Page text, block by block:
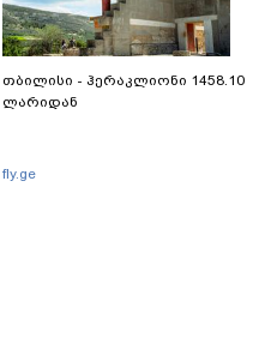
თბილისი - ჰერაკლიონი 1458.10
ლარიდან
fly.ge